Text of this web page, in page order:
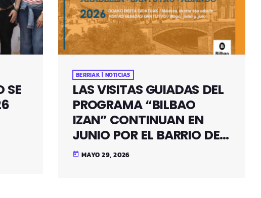
SE
BERRIAK | NOTICIAS
LAS VISITAS GUIADAS DEL
PROGRAMA “BILBAO
IZAN” CONTINUAN EN
JUNIO POR EL BARRIO DE
SANTUTXU
today MAYO 29, 2026